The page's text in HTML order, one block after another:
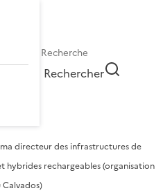
Rechercher
directeur des infrastructures de
hybrides rechargeables (organisation